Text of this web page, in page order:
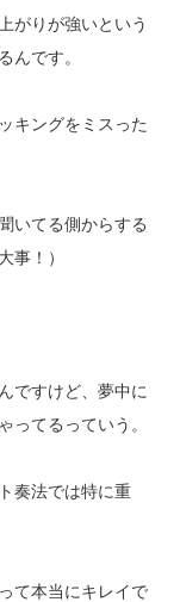
がりが強いという
んです。
キングをミスった
いてる側からする
事！）
ですけど、夢中に
ってるっていう。
奏法では特に重
て本当にキレイで